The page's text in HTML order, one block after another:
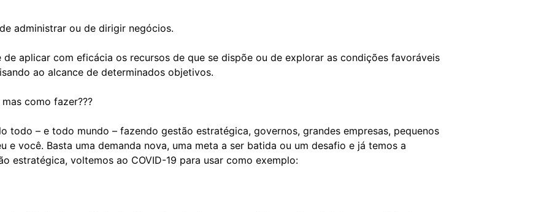
administrar ou de dirigir negócios.
de aplicar com eficácia os recursos de que se dispõe ou de explorar as condições favoráveis
ao alcance de determinados objetivos.
como fazer???
todo – e todo mundo – fazendo gestão estratégica, governos, grandes empresas, pequenos
e você. Basta uma demanda nova, uma meta a ser batida ou um desafio e já temos a
estratégica, voltemos ao COVID-19 para usar como exemplo: